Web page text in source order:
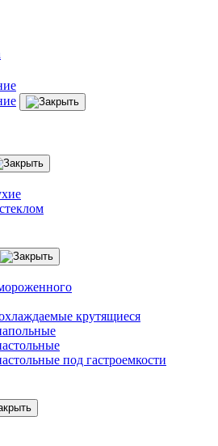
крутящиеся
под гастроемкости